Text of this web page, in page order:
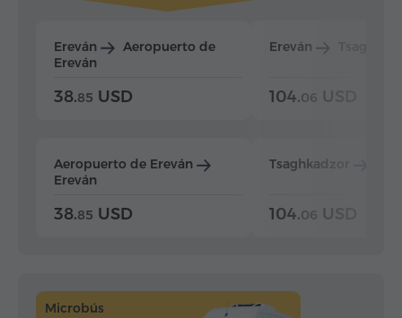
Ereván
Aeropuerto de
Ereván
38.85 USD
Aeropuerto de Ereván
Ereván
38.85 USD
Ereván
104.06 USD
Tsaghkadzor
104.06 USD
Microbús